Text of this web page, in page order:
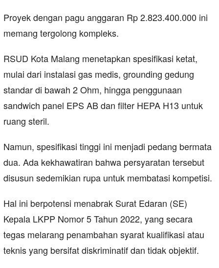
Proyek dengan pagu anggaran Rp 2.823.400.000 ini
memang tergolong kompleks.
RSUD Kota Malang menetapkan spesifikasi ketat,
mulai dari instalasi gas medis, grounding gedung
standar di bawah 2 Ohm, hingga penggunaan
sandwich panel EPS AB dan filter HEPA H13 untuk
ruang steril.
Namun, spesifikasi tinggi ini menjadi pedang bermata
dua. Ada kekhawatiran bahwa persyaratan tersebut
disusun sedemikian rupa untuk membatasi kompetisi.
Hal ini berpotensi menabrak Surat Edaran (SE)
Kepala LKPP Nomor 5 Tahun 2022, yang secara
tegas melarang penambahan syarat kualifikasi atau
teknis yang bersifat diskriminatif dan tidak objektif.